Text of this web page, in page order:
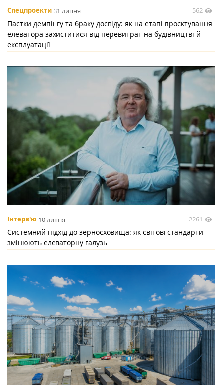
Спецпроекти 31 липня 562
Пастки демпінгу та браку досвіду: як на етапі проєктування
елеватора захиститися від перевитрат на будівництві й
експлуатації
Інтерв'ю 10 липня 2261
Системний підхід до зерносховища: як світові стандарти
змінюють елеваторну галузь